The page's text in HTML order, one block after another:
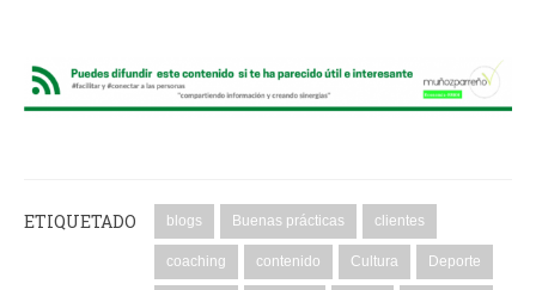
ETIQUETADO blogs Buenas prácticas clientes
coaching contenido Cultura Deporte